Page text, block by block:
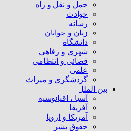
حمل و نقل و راه
حوادث
رسانه
زنان و جوانان
دانشگاه
شهری و رفاهی
قضائی و انتظامی
علمی
گردشگری و میراث
بین الملل
آسیا ، اقیانوسیه
آفریقا
آمریکا و اروپا
حقوق بشر